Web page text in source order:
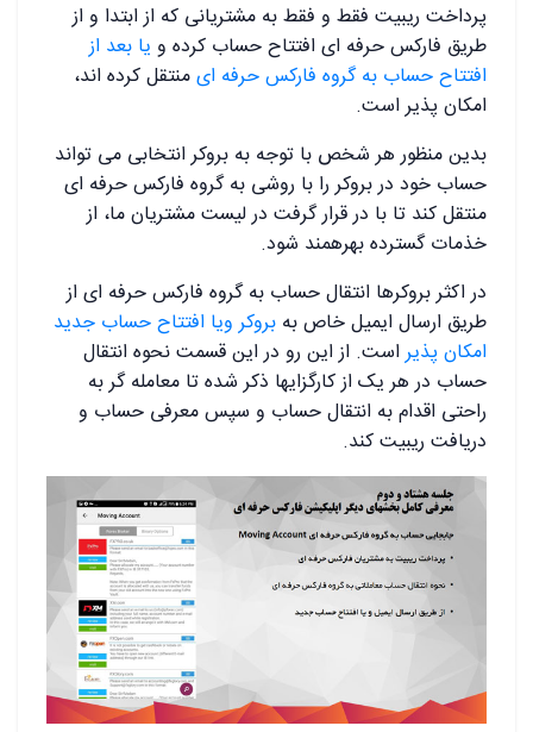
پرداخت ریبیت فقط و فقط به مشتریانی که از ابتدا و از
طریق فارکس حرفه ای افتتاح حساب کرده و یا بعد از
افتتاح حساب به گروه فارکس حرفه ایمنتقل کرده اند،
امکان پذیر است.
بدین منظور هر شخص با توجه به بروکر انتخابی می تواند
حساب خود در بروکر را با روشی به گروه فارکس حرفه ای
منتقل کند تا با در قرار گرفت در لیست مشتریان ما، از
خذمات گسترده بهرهمند شود.
در اکثر بروکرها انتقال حساب به گروه فارکس حرفه ای از
طریق ارسال ایمیل خاص به بروکر ویا افتتاح حساب جدید
امکان پذیراست. از این رو در این قسمت نحوه انتقال
حساب در هر یک از کارگزایها ذکر شده تا معامله گر به
راحتی اقدام به انتقال حساب و سپس معرفی حساب و
دریافت ریبیت کند.